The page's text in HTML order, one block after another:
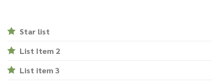
Star list
List Item 2
List item 3